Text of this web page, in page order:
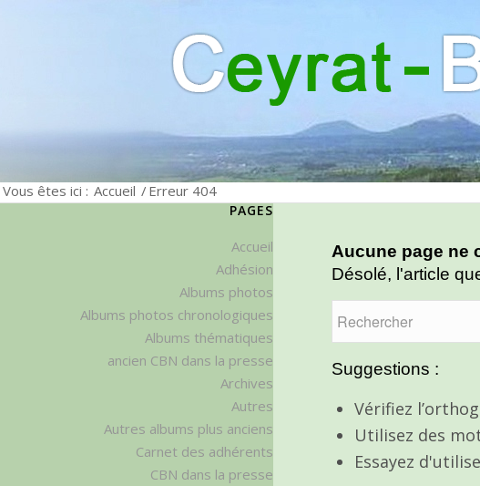
Vous êtes ici : Accueil / Erreur 404
Aucune page ne
Désolé, l'article
Suggestions :
Vérifiez
Utilisez des
Essayez
PAGES
Accueil
Adhésion
Albums photos
Albums photos chronologiques
Albums thématiques
ancien CBN dans la presse
Archives
Autres
Autres albums plus anciens
Carnet des adhérents
CBN dans la presse